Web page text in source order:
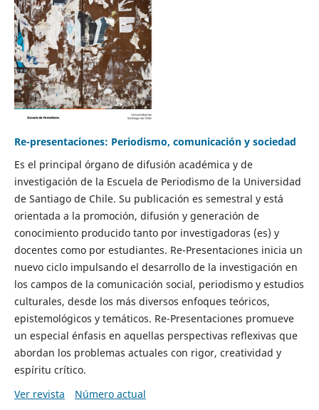
Re-presentaciones: Periodismo, comunicación y sociedad
Es el principal órgano de difusión académica y de
investigación de la Escuela de Periodismo de la Universidad
de Santiago de Chile. Su publicación es semestral y está
orientada a la promoción, difusión y generación de
conocimiento producido tanto por investigadoras (es) y
docentes como por estudiantes. Re-Presentaciones inicia un
nuevo ciclo impulsando el desarrollo de la investigación en
los campos de la comunicación social, periodismo y estudios
culturales, desde los más diversos enfoques teóricos,
epistemológicos y temáticos. Re-Presentaciones promueve
un especial énfasis en aquellas perspectivas reflexivas que
abordan los problemas actuales con rigor, creatividad y
espíritu crítico.
Ver revista
Número actual